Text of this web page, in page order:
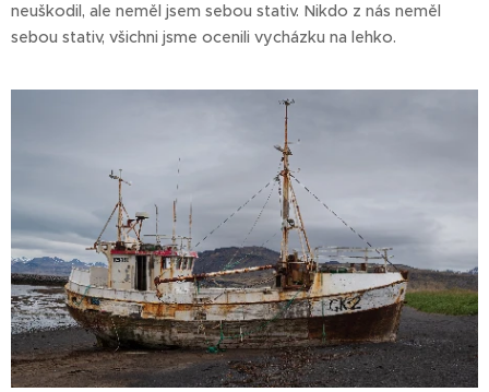
neuškodil, ale neměl jsem sebou stativ. Nikdo z nás neměl
sebou stativ, všichni jsme ocenili vycházku na lehko.